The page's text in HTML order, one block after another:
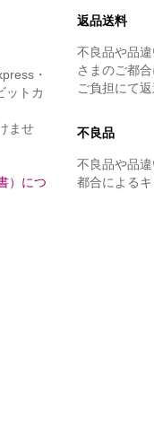
・
ットカ
ませ
）につ
返品送料
不良品や品
さまのご都
ご負担にて返
不良品
不良品や品
都合による